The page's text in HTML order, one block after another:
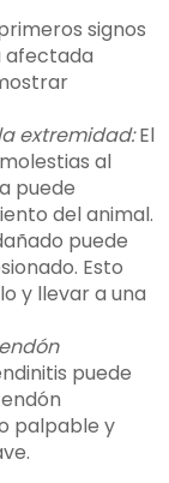
signos
afectada
extremidad:El
al
puede
del animal.
puede
Esto
y llevar a una
puede
palpable y